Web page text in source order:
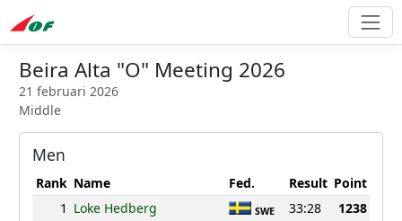
Beira Alta "O" Meeting 2026
21 februari 2026
Middle
Men
Rank Name Fed. Result Point
1 Loke Hedberg SWE 33:28
1238